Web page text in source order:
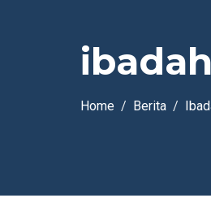
Home Berita